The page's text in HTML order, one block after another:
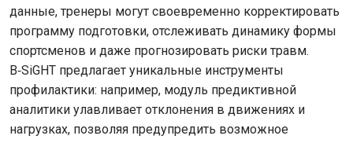
данные, тренеры могут своевременно корректировать
программу подготовки, отслеживать динамику формы
спортсменов и даже прогнозировать риски травм.
B‑SiGHT предлагает уникальные инструменты
профилактики: например, модуль предиктивной
аналитики улавливает отклонения в движениях и
нагрузках, позволяя предупредить возможное